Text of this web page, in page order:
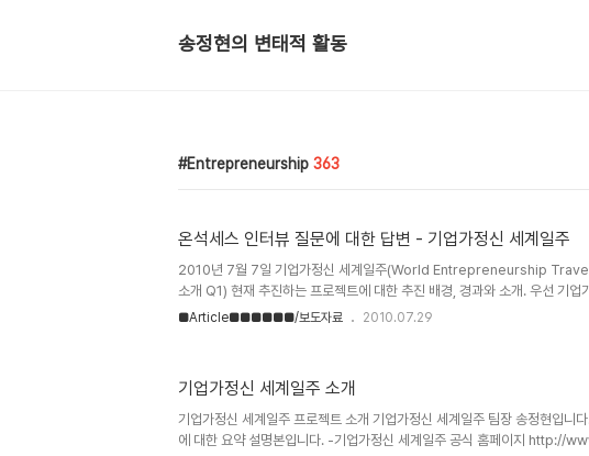
송정현의 변태적 활동
Entrepreneurship 363
온석세스 인터뷰 질문에 대한 답변 - 기업가정신 세계일주
2010년 7월 7일 기업가정신 세계일주(World Entrepreneurship
소개 Q1) 현재 추진하는 프로젝트에 대한 추진 배경, 경과와 소개. 우선 기업
주(World Entrepreneurship Travel) 프로젝트에 대해 간단하게 소개를
로젝트입니다. 본 프로젝트 총 예산은 후원을 받아서 진행할 계획이며, 현재
단계에서의 비용은 저와 부팀장인 윤승현군이 운..
■Article■■■■■■/보도자료 2010.07.29
기업가정신 세계일주 소개
기업가정신 세계일주 프로젝트 소개 기업가정신 세계일주 팀장 송정현입니
에 대한 요약 설명본입니다. -기업가정신 세계일주 공식 홈페이지 http://